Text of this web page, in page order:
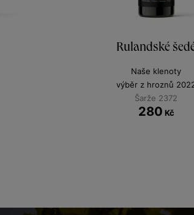
Rulandské
Naše klenoty
výběr z hroznů
Šarže 2372
280 Kč